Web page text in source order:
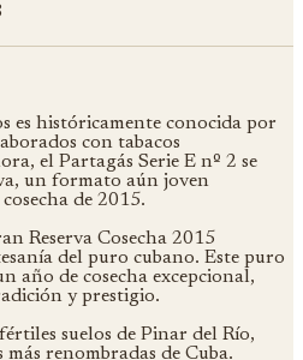
es históricamente conocida por
con tabacos
el Partagás Serie E nº 2 se
un formato aún joven
de 2015.
Reserva Cosecha 2015
del puro cubano. Este puro
año de cosecha excepcional,
y prestigio.
suelos de Pinar del Río,
renombradas de Cuba.